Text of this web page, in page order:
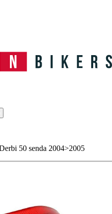
50 senda 2004>2005